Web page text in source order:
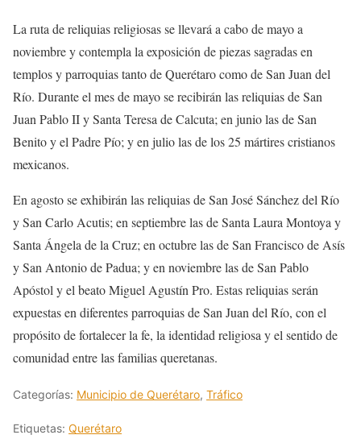
La ruta de reliquias religiosas se llevará a cabo de mayo a
noviembre y contempla la exposición de piezas sagradas en
templos y parroquias tanto de Querétaro como de San Juan del
Río. Durante el mes de mayo se recibirán las reliquias de San
Juan Pablo II y Santa Teresa de Calcuta; en junio las de San
Benito y el Padre Pío; y en julio las de los 25 mártires cristianos
mexicanos.
En agosto se exhibirán las reliquias de San José Sánchez del Río
y San Carlo Acutis; en septiembre las de Santa Laura Montoya y
Santa Ángela de la Cruz; en octubre las de San Francisco de Asís
y San Antonio de Padua; y en noviembre las de San Pablo
Apóstol y el beato Miguel Agustín Pro. Estas reliquias serán
expuestas en diferentes parroquias de San Juan del Río, con el
propósito de fortalecer la fe, la identidad religiosa y el sentido de
comunidad entre las familias queretanas.
Categorías: Municipio de Querétaro, Tráfico
Etiquetas: Querétaro